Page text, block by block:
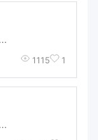
1115 1